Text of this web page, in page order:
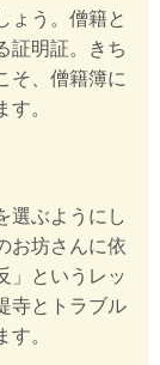
ょう。僧籍と
証明証。きち
そ、僧籍簿に
。
選ぶようにし
お坊さんに依
」というレッ
寺とトラブル
。